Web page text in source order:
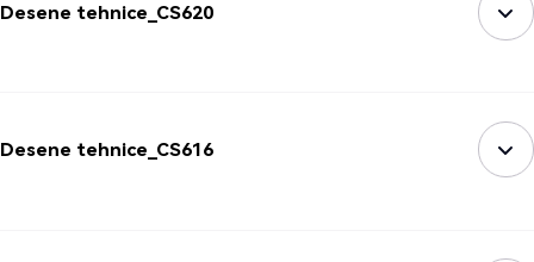
Desene tehnice_CS620
Desene tehnice_CS616